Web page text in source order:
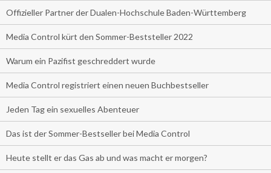
Offizieller Partner der Dualen-Hochschule Baden-Württemberg
Media Control kürt den Sommer-Beststeller 2022
Warum ein Pazifist geschreddert wurde
Media Control registriert einen neuen Buchbestseller
Jeden Tag ein sexuelles Abenteuer
Das ist der Sommer-Bestseller bei Media Control
Heute stellt er das Gas ab und was macht er morgen?